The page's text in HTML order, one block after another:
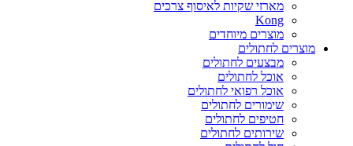
מארזי שקיות לאיסוף צרכים
Kong
מוצרים מיוחדים
מוצרים לחתולים
מבצעים לחתולים
אוכל לחתולים
אוכל רפואי לחתולים
שימורים לחתולים
חטיפים לחתולים
שירותים לחתולים